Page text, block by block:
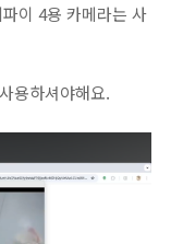
이 4용 카메라는 사
용하셔야해요.